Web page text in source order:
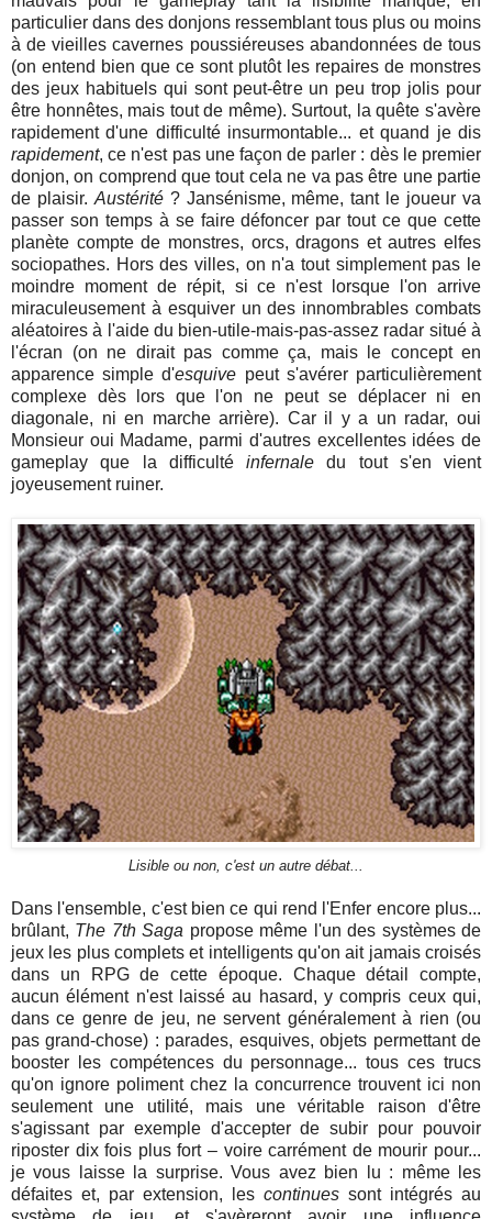
particulier dans des donjons ressemblant tous plus ou moins
à de vieilles cavernes poussiéreuses abandonnées de tous
(on entend bien que ce sont plutôt les repaires de monstres
des jeux habituels qui sont peut-être un peu trop jolis pour
être honnêtes, mais tout de même). Surtout, la quête s'avère
rapidement d'une difficulté insurmontable... et quand je dis
rapidement, ce n'est pas une façon de parler : dès le premier
donjon, on comprend que tout cela ne va pas être une partie
de plaisir.Austérité? Jansénisme, même, tant le joueur va
passer son temps à se faire défoncer par tout ce que cette
planète compte de monstres, orcs, dragons et autres elfes
sociopathes. Hors des villes, on n'a tout simplement pas le
moindre moment de répit, si ce n'est lorsque l'on arrive
miraculeusement à esquiver un des innombrables combats
aléatoires à l'aide du bien-utile-mais-pas-assez radar situé à
l'écran (on ne dirait pas comme ça, mais le concept en
apparence simple d'esquive peut s'avérer particulièrement
complexe dès lors que l'on ne peut se déplacer ni en
diagonale, ni en marche arrière). Car il y a un radar, oui
Monsieur oui Madame, parmi d'autres excellentes idées de
gameplay que la difficulté infernale du tout s'en vient
joyeusement ruiner.
Lisible ou non, c'est un autre débat...
Dans l'ensemble, c'est bien ce qui rend l'Enfer encore plus...
brûlant, The 7th Saga propose même l'un des systèmes de
jeux les plus complets et intelligents qu'on ait jamais croisés
dans un RPG de cette époque. Chaque détail compte,
aucun élément n'est laissé au hasard, y compris ceux qui,
dans ce genre de jeu, ne servent généralement à rien (ou
pas grand-chose) : parades, esquives, objets permettant de
booster les compétences du personnage... tous ces trucs
qu'on ignore poliment chez la concurrence trouvent ici non
seulement une utilité, mais une véritable raison d'être
s'agissant par exemple d'accepter de subir pour pouvoir
riposter dix fois plus fort – voire carrément de mourir pour...
je vous laisse la surprise. Vous avez bien lu : même les
défaites et, par extension, les continues sont intégrés au